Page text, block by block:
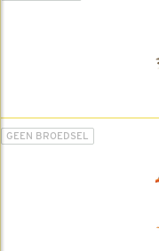
GEEN BROEDSEL